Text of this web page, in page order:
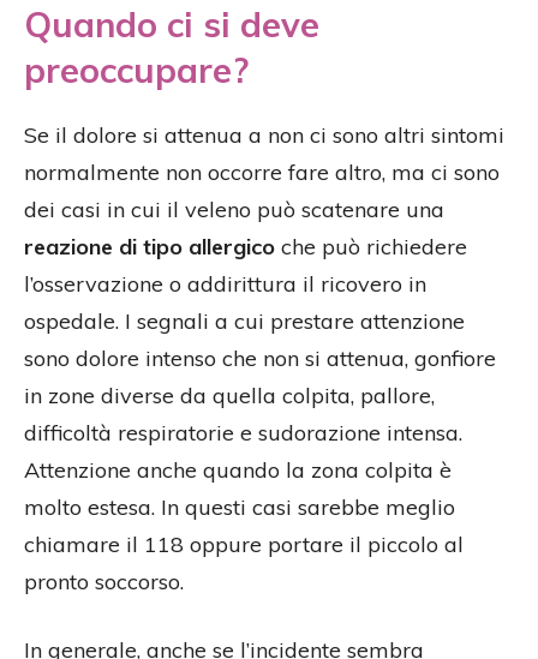
Quando ci si deve
preoccupare?
Se il dolore si attenua a non ci sono altri sintomi
normalmente non occorre fare altro, ma ci sono
dei casi in cui il veleno può scatenare una
reazione di tipo allergico che può richiedere
l’osservazione o addirittura il ricovero in
ospedale. I segnali a cui prestare attenzione
sono dolore intenso che non si attenua, gonfiore
in zone diverse da quella colpita, pallore,
difficoltà respiratorie e sudorazione intensa.
Attenzione anche quando la zona colpita è
molto estesa. In questi casi sarebbe meglio
chiamare il 118 oppure portare il piccolo al
pronto soccorso.
In generale, anche se l’incidente sembra